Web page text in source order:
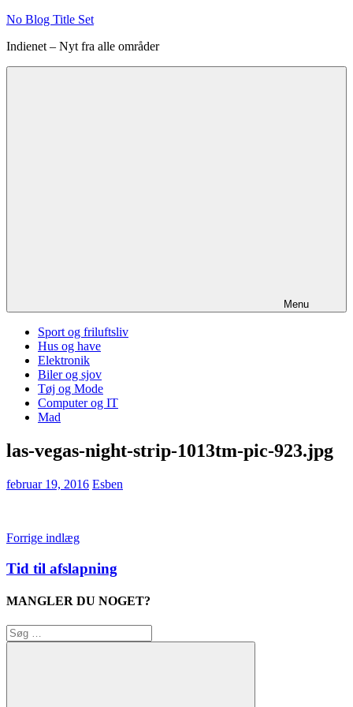
Videre
indhold
No Blog Title Set
Indienet – Nyt fra alle områder
Menu
Sport og friluftsliv
Hus og have
Elektronik
Biler og sjov
Tøj og Mode
Computer og IT
Mad
las-vegas-night-strip-1013tm-pic-923.jpg
februar 19, 2016 Esben
Indlægsnavigation
Forrige indlæg
Tid til afslapning
MANGLER DU NOGET?
Søg
efter: